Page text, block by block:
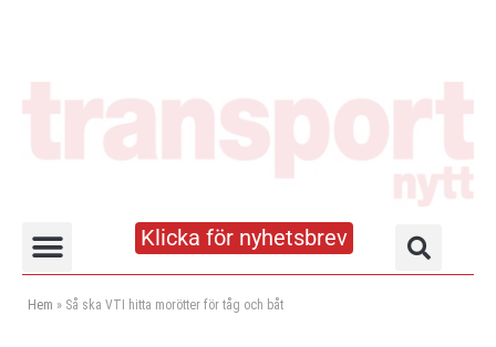
Klicka för nyhetsbrev
Hem » Så ska VTI hitta morötter för tåg och båt